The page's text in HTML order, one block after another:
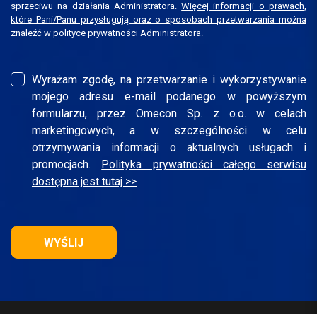
sprzeciwu na działania Administratora.Więcej informacji o prawach,
które Pani/Panu przysługują oraz o sposobach przetwarzania można
znaleźć w polityce prywatności Administratora.
Wyrażam zgodę, na przetwarzanie i wykorzystywanie
mojego adresu e-mail podanego w powyższym
formularzu, przez Omecon Sp. z o.o. w celach
marketingowych, a w szczególności w celu
otrzymywania informacji o aktualnych usługach i
promocjach. Polityka prywatności całego serwisu
dostępna jest tutaj >>